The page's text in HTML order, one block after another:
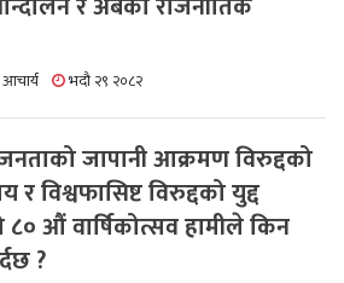
आचार्य भदौ २९ २०८२
जापानी आक्रमण विरुद्दको
र विश्वफासिष्ट विरुद्दको युद्द
औं वार्षिकोत्सव हामीले किन
?